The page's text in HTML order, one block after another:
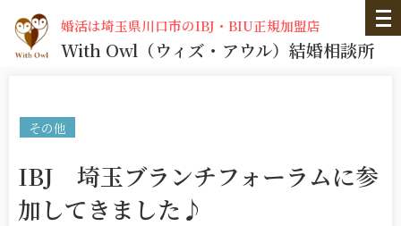
婚活は埼玉県川口市のIBJ・BIU正規加盟店
With Owl （ウィズ・アウル） 結婚相談所
その他
IBJ 埼玉ブランチフォーラムに参
加してきました♪